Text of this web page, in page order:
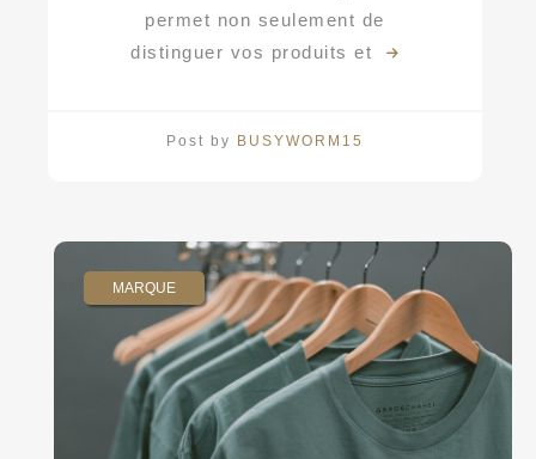
permet non seulement de
distinguer vos produits et
Post by BUSYWORM15
MARQUE